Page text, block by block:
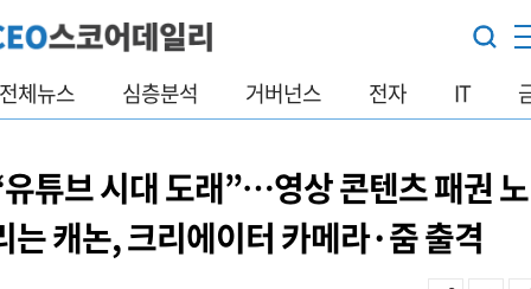
전체뉴스 심층분석 거버넌스 전자 IT
튜브 시대 도래”…영상 콘텐츠 패권 노
는 캐논, 크리에이터 카메라·줌 출격